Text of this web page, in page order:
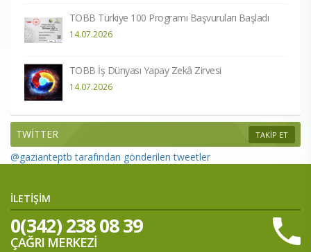
TOBB Türkiye 100 Programı Başvuruları Başladı
14.07.2026
TOBB İş Dünyası Yapay Zekâ Zirvesi
14.07.2026
TWİTTER TAKİP ET
@gazianteptb tarafından gönderilen tweetler
İLETİŞİM
0(342) 238 08 39
ÇAĞRI MERKEZİ